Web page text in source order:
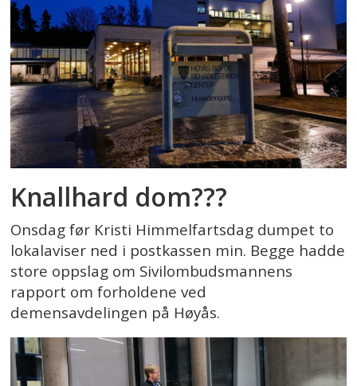
Knallhard dom???
Onsdag før Kristi Himmelfartsdag dumpet to
lokalaviser ned i postkassen min. Begge hadde
store oppslag om Sivilombudsmannens
rapport om forholdene ved
demensavdelingen på Høyås.